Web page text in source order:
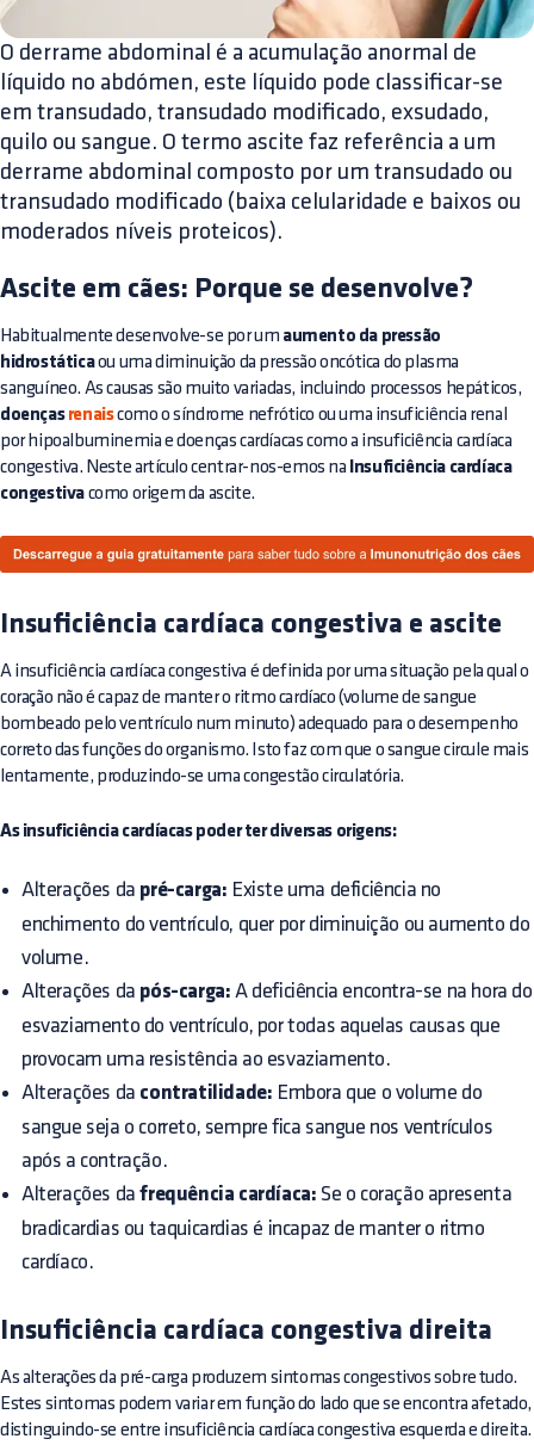
O derrame abdominal é a acumulação anormal de
líquido no abdómen, este líquido pode classificar-se
em transudado, transudado modificado, exsudado,
quilo ou sangue. O termo ascite faz referência a um
derrame abdominal composto por um transudado ou
transudado modificado (baixa celularidade e baixos ou
moderados níveis proteicos).
Ascite em cães: Porque se desenvolve?
Habitualmente desenvolve-se por um aumento da pressão
hidrostáticaou uma diminuição da pressão oncótica do plasma
sanguíneo. As causas são muito variadas, incluindo processos hepáticos,
doençasrenaiscomo o síndrome nefrótico ou uma insuficiência renal
por hipoalbuminemia e doenças cardíacas como a insuficiência cardíaca
congestiva. Neste artículo centrar-nos-emos na Insuficiência cardíaca
congestiva como origem da ascite.
Insuficiência cardíaca congestiva e ascite
A insuficiência cardíaca congestiva é definida por uma situação pela qual o
coração não é capaz de manter o ritmo cardíaco (volume de sangue
bombeado pelo ventrículo num minuto) adequado para o desempenho
correto das funções do organismo. Isto faz com que o sangue circule mais
lentamente, produzindo-se uma congestão circulatória.
As insuficiência cardíacas poder ter diversas origens:
Alterações da pré-carga: Existe uma deficiência no
enchimento do ventrículo, quer por diminuição ou aumento do
volume.
Alterações da pós-carga: A deficiência encontra-se na hora do
esvaziamento do ventrículo, por todas aquelas causas que
provocam uma resistência ao esvaziamento.
Alterações da contratilidade: Embora que o volume do
sangue seja o correto, sempre fica sangue nos ventrículos
após a contração.
Alterações dafrequência cardíaca: Se o coração apresenta
bradicardias ou taquicardias é incapaz de manter o ritmo
cardíaco.
Insuficiência cardíaca congestiva direita
As alterações da pré-carga produzem sintomas congestivos sobre tudo.
Estes sintomas podem variar em função do lado que se encontra afetado,
distinguindo-se entre insuficiência cardíaca congestiva esquerda e direita.